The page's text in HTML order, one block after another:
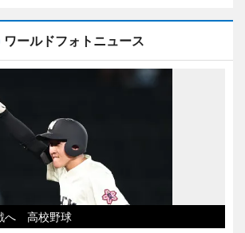
ワールドフォトニュース
へ 高校野球